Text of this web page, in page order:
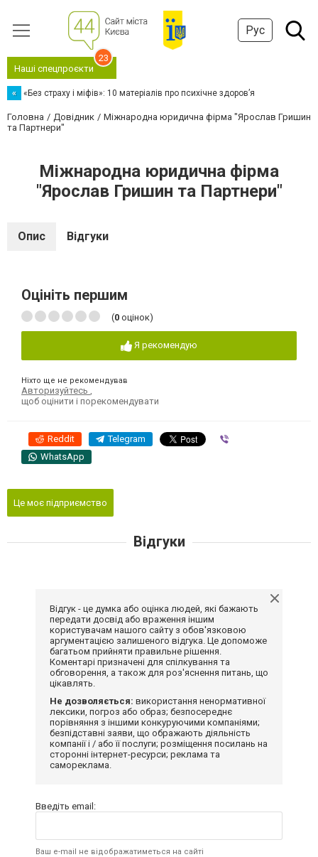
Рус
Наші спецпроєкти
23
« «Без страху і міфів»: 10 матеріалів про психічне здоров’я
Головна Довідник
Міжнародна юридична фірма "Ярослав Гришин
та Партнери"
Міжнародна юридична фірма
"Ярослав Гришин та Партнери"
Опис Відгуки
Оцініть першим
(0 оцінок)
Я рекомендую
Ніхто ще не рекомендував
Авторизуйтесь
щоб оцінити і порекомендувати
Reddit Telegram
WhatsApp
Це моє підприємство
Відгуки
Відгук - це думка або оцінка людей, які бажають
передати досвід або враження іншим
користувачам нашого сайту з обов'язковою
аргументацією залишеного відгука. Це допоможе
багатьом прийняти правильне рішення.
Коментарі призначені для спілкування та
обговорення, а також для роз'яснення питань, що
цікавлять.
Не дозволяється: використання ненормативної
лексики, погроз або образ; безпосереднє
порівняння з іншими конкуруючими компаніями;
безпідставні заяви, що ображають діяльність
компанії і / або її послуги; розміщення посилань на
сторонні інтернет-ресурси; реклама та
самореклама.
Введіть email:
Ваш e-mail не відображатиметься на сайті